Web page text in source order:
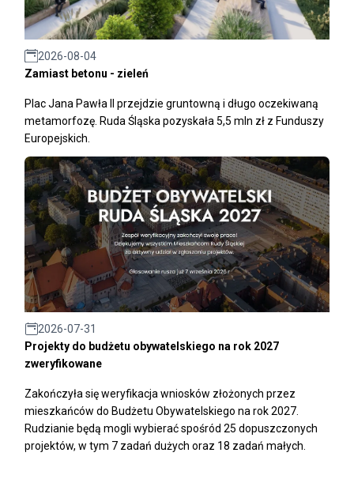
2026-08-04
Zamiast betonu - zieleń
Plac Jana Pawła II przejdzie gruntowną i długo oczekiwaną
metamorfozę. Ruda Śląska pozyskała 5,5 mln zł z Funduszy
Europejskich.
2026-07-31
Projekty do budżetu obywatelskiego na rok 2027
zweryfikowane
Zakończyła się weryfikacja wniosków złożonych przez
mieszkańców do Budżetu Obywatelskiego na rok 2027.
Rudzianie będą mogli wybierać spośród 25 dopuszczonych
projektów, w tym 7 zadań dużych oraz 18 zadań małych.